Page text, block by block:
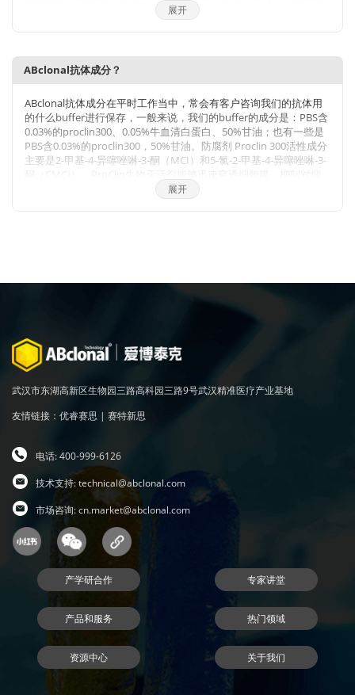
技术的垄断，将公司打造成为科研工具和诊断原料的国内领导品
牌，乃至弯道超越国际巨头。 我们拥有包括兔多克隆抗体、小鼠单
了严格的检测。当然，我们部分直销地区也可以帮客户代购进口品
牌的产品。同时也有抗体定制服务。ABclonal抗体优势：1，严自
检，保质量；2产品多，指标全；3，价格低，货期短。注：
ABclonal抗体价格体系详情见附件
展开
ABclonal抗体成分？
ABclonal抗体成分在平时工作当中，常会有客户咨询我们的抗体用
的什么buffer进行保存，一般来说，我们的buffer的成分是：PBS含
0.03%的proclin300、0.05%牛血清白蛋白、50%甘油；也有一些是
PBS含0.03%的proclin300，50%甘油。防腐剂 Proclin 300活性成分
主要是2-甲基-4-异噻唑啉-3-酮（MCI）和5-氯-2-甲基-4-异噻唑啉-3-
胞呼吸至关重要的特定酶，因此一接触微生物有机体就会立即抑制
细胞活性。ProClin的多个特定毒性位点可以防止微生物产生高水平
展开
武汉市东湖高新区生物园三路高科园三路9号武汉精准医疗产业基地
友情链接： 优睿赛思 | 赛特新思
电话: 400-999-6126
技术支持:technical@abclonal.com
市场咨询:cn.market@abclonal.com
产学研合作 专家讲堂
产品和服务 热门领域
资源中心 关于我们